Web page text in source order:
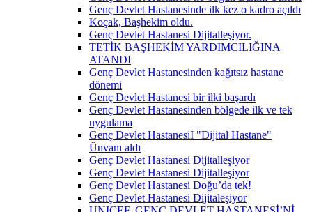
Genç Devlet Hastanesinde ilk kez o kadro açıldı
Koçak, Başhekim oldu.
Genç Devlet Hastanesi Dijitalleşiyor.
TETİK BAŞHEKİM YARDIMCILIĞINA
ATANDI
Genç Devlet Hastanesinden kağıtsız hastane
dönemi
Genç Devlet Hastanesi bir ilki başardı
Genç Devlet Hastanesinden bölgede ilk ve tek
uygulama
Genç Devlet Hastanesiİ "Dijital Hastane"
Ünvanı aldı
Genç Devlet Hastanesi Dijitalleşiyor
Genç Devlet Hastanesi Dijitalleşiyor
Genç Devlet Hastanesi Doğu’da tek!
Genç Devlet Hastanesi Dijitaleşiyor